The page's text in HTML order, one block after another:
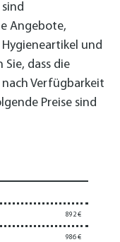
Angebote,
und
dass die
Verfügbarkeit
Preise sind
892 €
986 €